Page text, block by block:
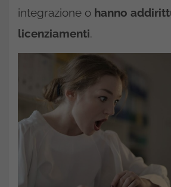
integrazione o hanno
licenziamenti.